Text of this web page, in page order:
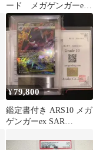
ード メガゲンガーex
SAR センタリング良好
¥79,800
鑑定書付き ARS10 メガ
ゲンガーex SAR